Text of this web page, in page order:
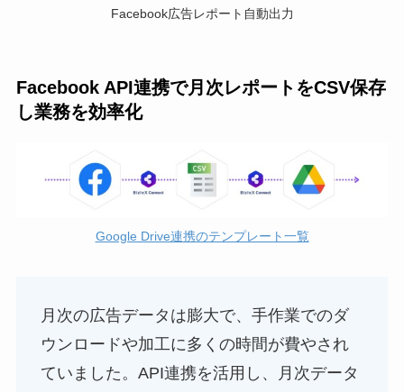
Facebook広告レポート自動出力
Facebook API連携で月次レポートをCSV保存
し業務を効率化
Google Drive連携のテンプレート一覧
月次の広告データは膨大で、手作業でのダ
ウンロードや加工に多くの時間が費やされ
ていました。API連携を活用し、月次データ